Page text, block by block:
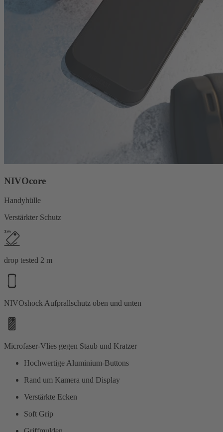
NIVOcore
Handyhülle
Verstärkter Schutz
drop tested 2 m
NIVOshock Aufprallschutz oben und unten
Microfaser-Vlies gegen Staub und Kratzer
Hochwertige Aluminium-Buttons
Rand um Kamera und Display
Verstärkte Ecken
Soft Grip